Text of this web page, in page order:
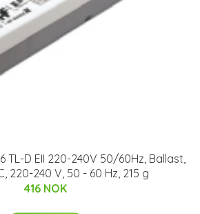
TL-D EII 220-240V 50/60Hz, Ballast,
220-240 V, 50 - 60 Hz, 215 g
416 NOK